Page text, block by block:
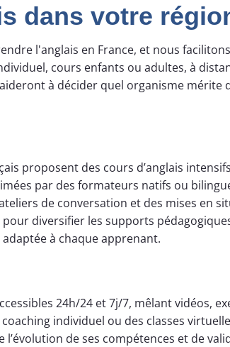
dans votre
l'anglais en France, et nous facilitons
cours enfants ou adultes, à
à décider quel organisme mérite
proposent des cours d’anglais
par des formateurs natifs ou
de conversation et des mises en
diversifier les supports
à chaque apprenant.
24h/24 et 7j/7, mêlant vidéos,
individuel ou des classes
de ses compétences et de